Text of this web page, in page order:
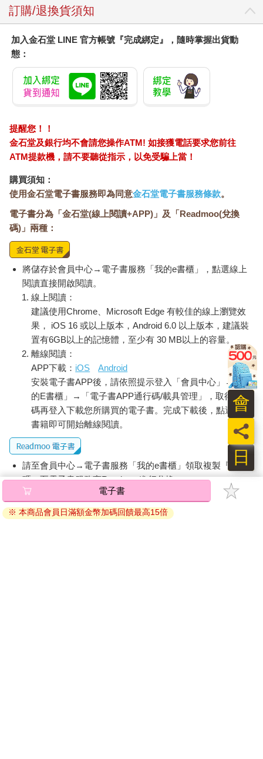
訂購/退換貨須知
加入金石堂 LINE 官方帳號『完成綁定』，隨時掌握出貨動
態：
提醒您！！
金石堂及銀行均不會請您操作ATM! 如接獲電話要求您前往
ATM提款機，請不要聽從指示，以免受騙上當！
購買須知：
使用金石堂電子書服務即為同意金石堂電子書服務條款。
電子書分為「金石堂(線上閱讀+APP)」及「Readmoo(兌換
碼)」兩種：
將儲存於會員中心→電子書服務「我的e書櫃」，點選線上
閱讀直接開啟閱讀。
線上閱讀：
建議使用Chrome、Microsoft Edge 有較佳的線上瀏覽效
果， iOS 16 或以上版本，Android 6.0 以上版本，建議裝
置有6GB以上的記憶體，至少有 30 MB以上的容量。
離線閱讀：
APP下載： iOS
Android
安裝電子書APP後，請依照提示登入「會員中心」→「我
的E書櫃」→「電子書APP通行碼/載具管理」，取得通行
碼再登入下載您所購買的電子書。完成下載後，點選任一
書籍即可開始離線閱讀。
請至會員中心→電子書服務「我的e書櫃」領取複製『兌換
碼』至電子書服務商Readmoo進行兌換。
退換貨須知：
因版權保護，您在金石堂所購買的電子書僅能以金石堂專屬
電子書
※ 本商品會員日滿額金幣加碼回饋最高15倍
日
員
會